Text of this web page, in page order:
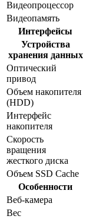
Видеопроцессор
Видеопамять
Интерфейсы
Устройства
хранения данных
Оптический
привод
Объем накопителя
(HDD)
Интерфейс
накопителя
Скорость
вращения
жесткого диска
Объем SSD Cache
Особенности
Веб-камера
Вес